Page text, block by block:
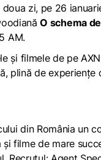
doua zi, pe 26
O schema de
AM.
și filmele de pe
plină de experiențe
din România un
filme de mare